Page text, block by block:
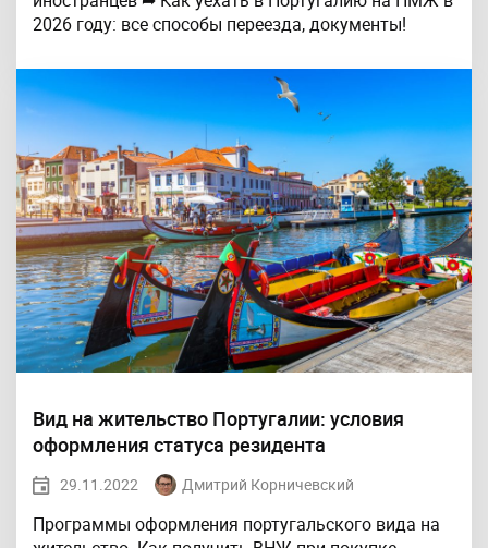
2026 году: все способы переезда, документы!
Вид на жительство Португалии: условия
оформления статуса резидента
29.11.2022 Дмитрий Корничевский
Программы оформления португальского вида на